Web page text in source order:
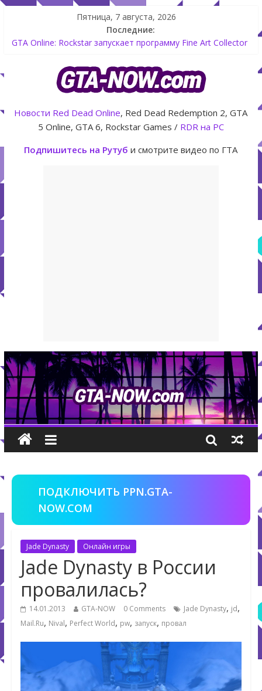
Пятница, 7 августа, 2026
Последние:
The Kortz Center Heist — новое ограбление появится в
GTA Online уже 14 июля
с наградами
Летнее обновление для GTA 5 Online The Kortz Center Heist
Shitzu Keitora машина из Японии для дрифта в GTA Online
Новости Red Dead Online, Red Dead Redemption 2, GTA
5 Online, GTA 6, Rockstar Games / RDR на PC
Подпишитесь на Рутуб и смотрите видео по ГТА
ПОДКЛЮЧИТЬ PPN.GTA-
NOW.COM
Jade Dynasty Онлайн игры
Jade Dynasty в России
провалилась?
14.01.2013 GTA-NOW 0 Comments Jade Dynasty, jd,
Mail.Ru, Nival, Perfect World, pw, запуск, провал